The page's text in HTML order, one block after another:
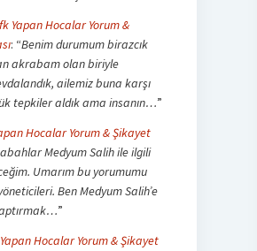
Yapan Hocalar Yorum &
: “Benim durumum birazcık
akrabam olan biriyle
ailemiz buna karşı
tepkiler aldık ama insanın…”
Hocalar Yorum & Şikayet
Medyum Salih ile ilgili
Umarım bu yorumumu
Ben Medyum Salih’e
”
Hocalar Yorum & Şikayet